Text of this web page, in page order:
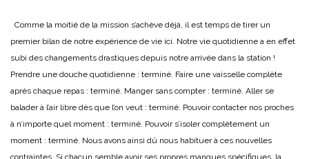
Comme la moitié de la mission s’achève déjà, il est temps de tirer un
premier bilan de notre expérience de vie ici. Notre vie quotidienne a en effet
subi des changements drastiques depuis notre arrivée dans la station !
Prendre une douche quotidienne : terminé. Faire une vaisselle complète
après chaque repas : terminé. Manger sans compter : terminé. Aller se
balader à l’air libre dès que l’on veut : terminé. Pouvoir contacter nos proches
à n’importe quel moment : terminé. Pouvoir s’isoler complètement un
moment : terminé. Nous avons ainsi dû nous habituer à ces nouvelles